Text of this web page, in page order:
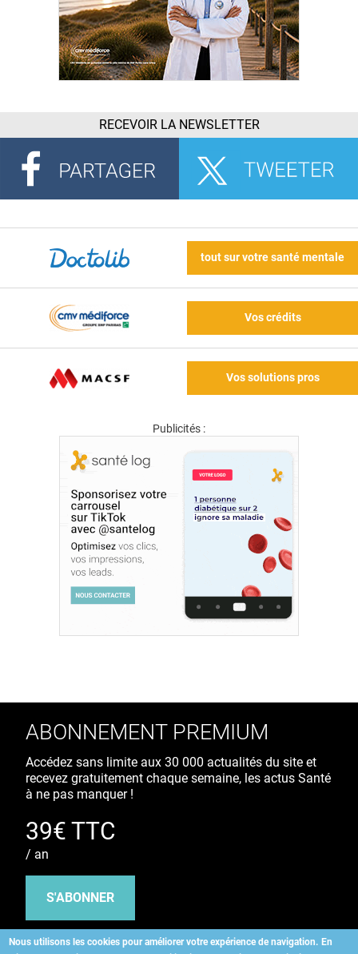
RECEVOIR LA NEWSLETTER
tout sur votre santé mentale
Vos crédits
Vos solutions pros
Publicités :
Nous utilisons les cookies pour améliorer votre expérience de navigation. En
ABONNEMENT PREMIUM
Accédez sans limite aux 30 000 actualités du site et
recevez gratuitement chaque semaine, les actus Santé
à ne pas manquer !
39€ TTC
/ an
S'ABONNER